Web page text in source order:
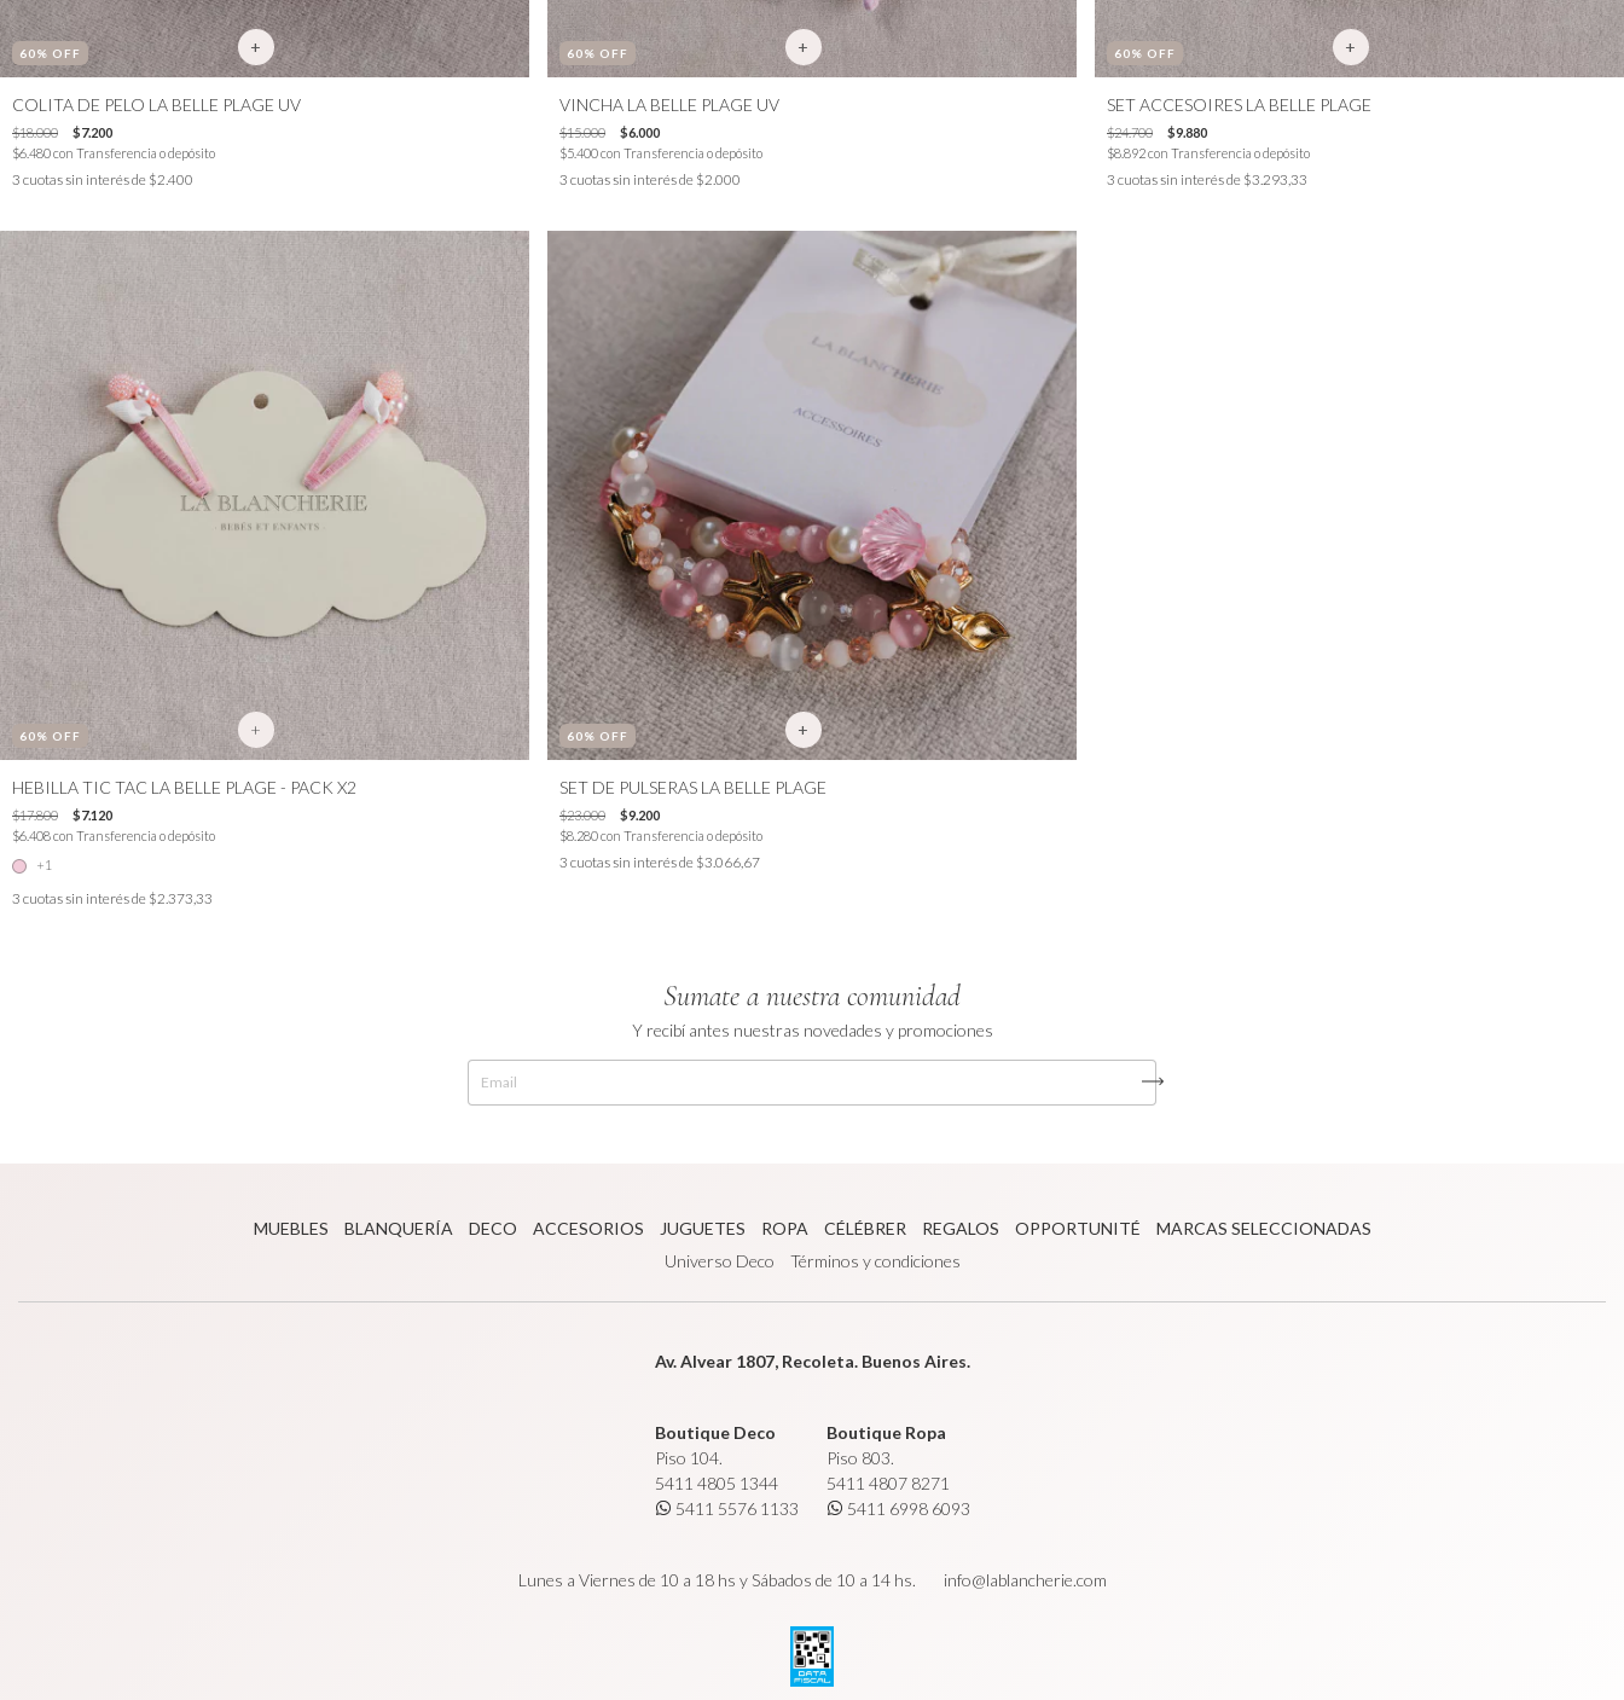
60% OFF
COLITA DE PELO LA BELLE PLAGE UV
$18.000
$7.200
$6.480con Transferencia o depósito
3 cuotas sin interés de $2.400
60% OFF
VINCHA LA BELLE PLAGE UV
$15.000
$6.000
$5.400con Transferencia o depósito
3 cuotas sin interés de $2.000
60% OFF
SET ACCESOIRES LA BELLE PLAGE
$24.700
$9.880
$8.892con Transferencia o depósito
3 cuotas sin interés de $3.293,33
60% OFF +
HEBILLA TIC TAC LA BELLE PLAGE - PACK X2
$17.800
$7.120
$6.408con Transferencia o depósito
+1
3 cuotas sin interés de $2.373,33
60% OFF
SET DE PULSERAS LA BELLE PLAGE
$23.000
$9.200
$8.280con Transferencia o depósito
3 cuotas sin interés de $3.066,67
Sumate a nuestra comunidad
Y recibí antes nuestras novedades y promociones
MUEBLES BLANQUERÍA DECO ACCESORIOS JUGUETES ROPA CÉLÉBRER REGALOS OPPORTUNITÉ
MARCAS SELECCIONADAS
Universo Deco
Términos y condiciones
Av. Alvear 1807, Recoleta. Buenos Aires.
Boutique Deco
Piso 104.
5411 4805 1344
5411 5576 1133
Boutique Ropa
Piso 803.
5411 4807 8271
5411 6998 6093
Lunes a Viernes de 10 a 18 hs y Sábados de 10 a 14 hs. info@lablancherie.com